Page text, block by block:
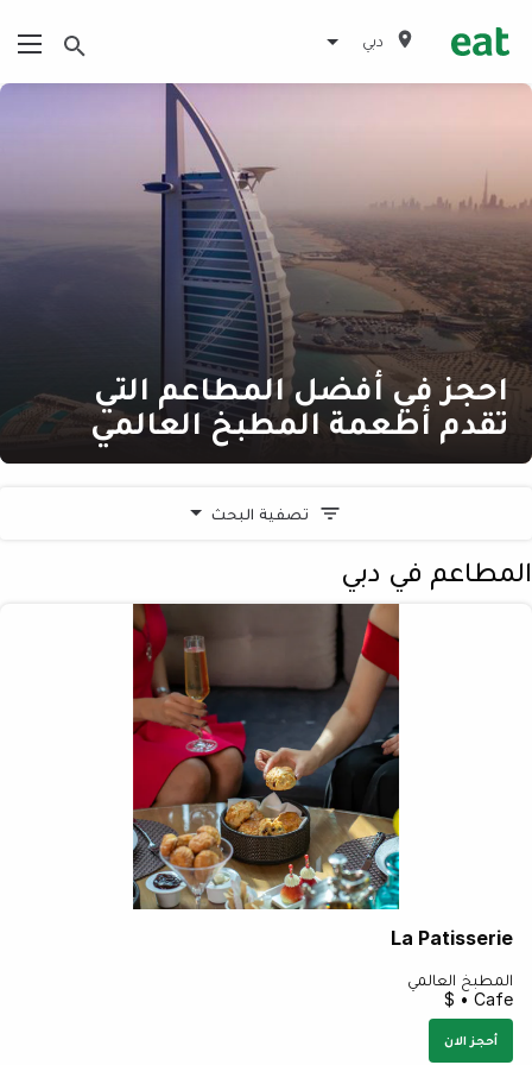
دبي
احجز في أفضل المطاعم التي
تقدم أطعمة المطبخ العالمي
تصفية البحث
المطاعم في دبي
La Patisserie
المطبخ العالمي
Cafe • $
أحجز الان